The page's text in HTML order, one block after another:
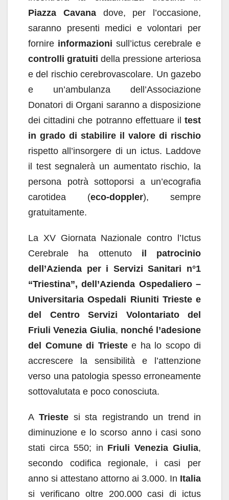
Piazza Cavanadove, per l’occasione,
saranno presenti medici e volontari per
fornire informazioni sull’ictus cerebrale e
controlli gratuiti della pressione arteriosa
e del rischio cerebrovascolare. Un gazebo
e un’ambulanza dell’Associazione
Donatori di Organi saranno a disposizione
dei cittadini che potranno effettuare il test
in grado di stabilire il valore di rischio
rispetto all’insorgere di un ictus. Laddove
il test segnalerà un aumentato rischio, la
persona potrà sottoporsi a un’ecografia
carotidea (eco-doppler), sempre
gratuitamente.
La XV Giornata Nazionale contro l’Ictus
Cerebrale ha ottenuto il patrocinio
dell’Azienda per i Servizi Sanitari n°1
“Triestina”, dell’Azienda Ospedaliero –
Universitaria Ospedali Riuniti Trieste e
del Centro Servizi Volontariato del
Friuli Venezia Giulia, nonché l’adesione
del Comune di Triestee ha lo scopo di
accrescere la sensibilità e l’attenzione
verso una patologia spesso erroneamente
sottovalutata e poco conosciuta.
A Trieste si sta registrando un trend in
diminuzione e lo scorso anno i casi sono
stati circa 550; in Friuli Venezia Giulia,
secondo codifica regionale, i casi per
anno si attestano attorno ai 3.000. In Italia
si verificano oltre 200.000 casi di ictus